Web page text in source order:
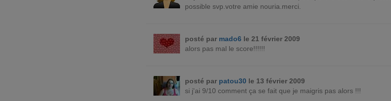
possible svp.votre amie nouria.merci.
posté par mado6 le 21 février 2009
alors pas mal le score!!!!!!
posté par patou30 le 13 février 2009
si j'ai 9/10 comment ça se fait que je maigris pas alors !!!